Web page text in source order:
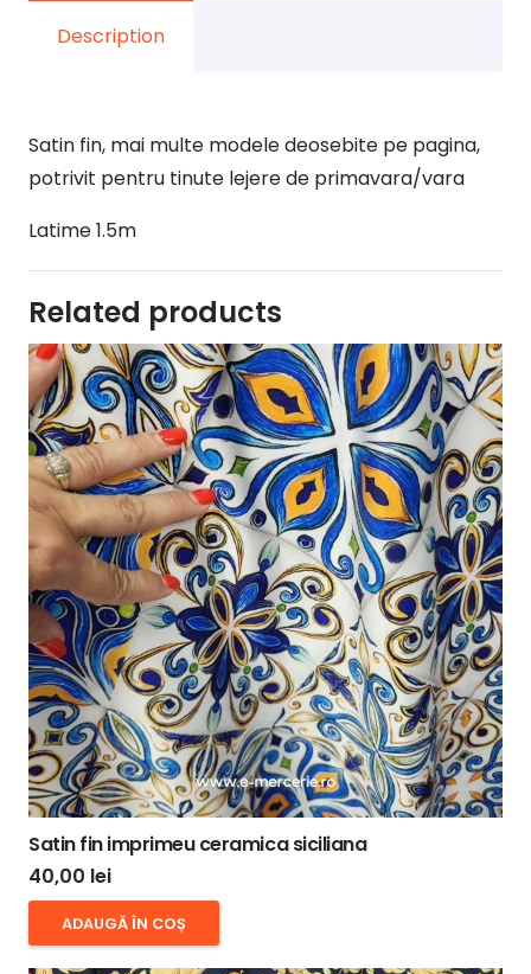
Description
Satin fin, mai multe modele deosebite pe pagina,
potrivit pentru tinute lejere de primavara/vara
Latime 1.5m
Related products
Satin fin imprimeu ceramica siciliana
40,00 lei
ADAUGĂ ÎN COȘ